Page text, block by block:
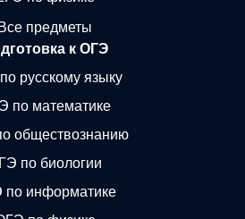
Все предметы
к ОГЭ
русскому языку
по математике
обществознанию
по биологии
информатике